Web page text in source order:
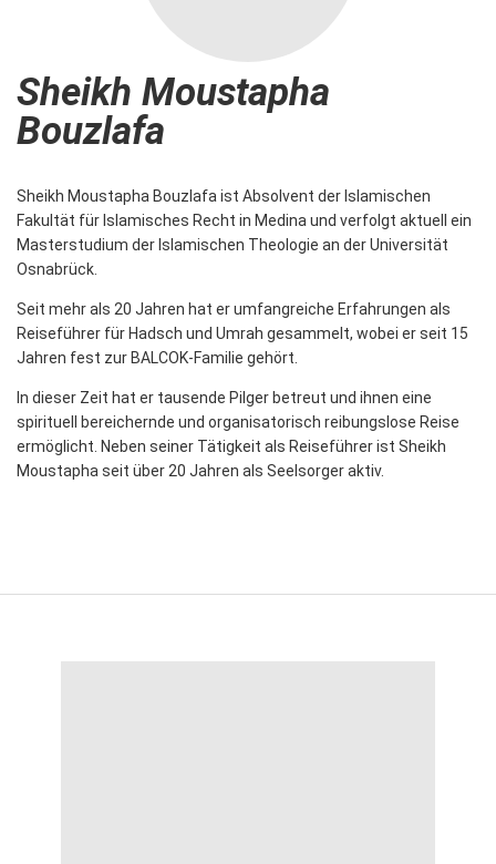
Sheikh Moustapha
Bouzlafa
Sheikh Moustapha Bouzlafa ist Absolvent der Islamischen
Fakultät für Islamisches Recht in Medina und verfolgt aktuell ein
Masterstudium der Islamischen Theologie an der Universität
Osnabrück.
Seit mehr als 20 Jahren hat er umfangreiche Erfahrungen als
Reiseführer für Hadsch und Umrah gesammelt, wobei er seit 15
Jahren fest zur BALCOK-Familie gehört.
In dieser Zeit hat er tausende Pilger betreut und ihnen eine
spirituell bereichernde und organisatorisch reibungslose Reise
ermöglicht. Neben seiner Tätigkeit als Reiseführer ist Sheikh
Moustapha seit über 20 Jahren als Seelsorger aktiv.